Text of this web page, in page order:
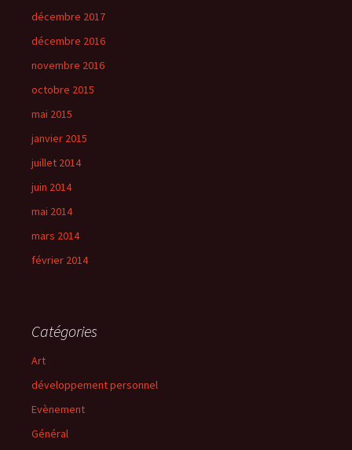
décembre 2017
décembre 2016
novembre 2016
octobre 2015
mai 2015
janvier 2015
juillet 2014
juin 2014
mai 2014
mars 2014
février 2014
Catégories
Art
développement personnel
Evènement
Général